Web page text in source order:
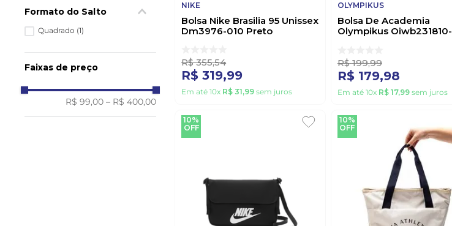
Formato do Salto
Quadrado (1)
Faixas de preço
R$ 99,00 – R$ 400,00
NIKE
Bolsa Nike Brasilia 95 Unissex
Dm3976-010 Preto
R$ 355,54
R$ 319,99
Em até10x R$ 31,99 sem juros
OLYMPIKUS
Bolsa De Academia
Olympikus Oiwb231810-
R$ 199,99
R$ 179,98
Em até 10x R$ 17,99sem juros
10%
OFF
10%
OFF